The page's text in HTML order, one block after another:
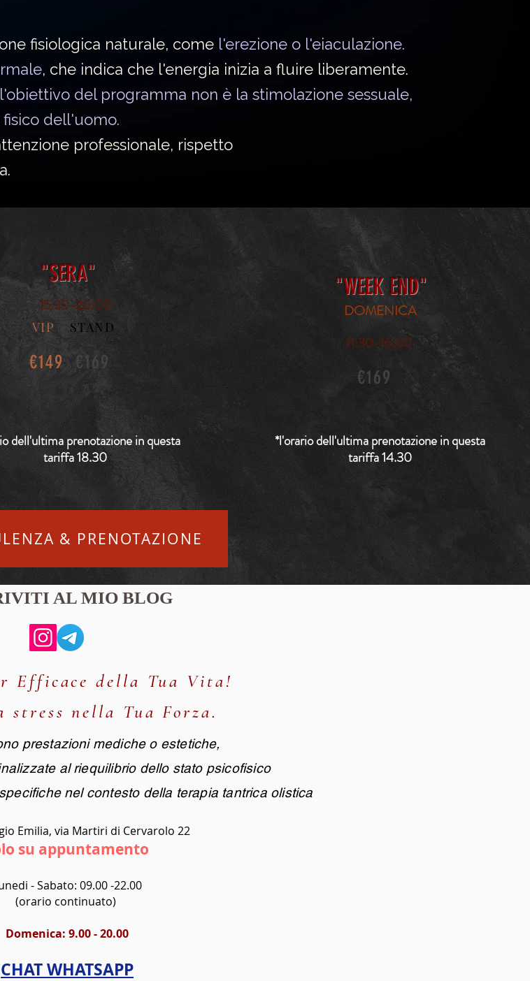
fisiologica naturale, come l'erezione o l'eiaculazione.
, che indica che l'energia inizia a fluire liberamente.
l'obiettivo del programma non è la stimolazione sessuale,
dell'uomo.
professionale, rispetto
"SERA"
15:30-20:00
VIP STAND
€149 €169
dell'ultima prenotazione in questa
tariffa 18.30
"WEEK END"
DOMENICA
11:30-16:00
€169
*l'orario dell'ultima prenotazione in questa
tariffa 14.30
& PRENOTAZIONE
AL MIO BLOG
Efficace della Tua Vita!
stress nella Tua Forza.
Emilia, via Martiri di Cervarolo 22
su appuntamento
- Sabato: 09.00 -22.00
(orario continuato)
Domenica: 9.00 - 20.00
CHAT WHATSAPP
prestazioni mediche o estetiche,
al riequilibrio dello stato psicofisico
nel contesto della terapia tantrica olistica